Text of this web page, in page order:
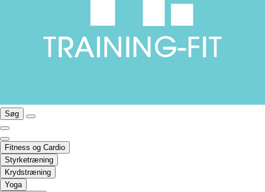
Søg
Fitness og Cardio
Styrketræning
Krydstræning
Yoga